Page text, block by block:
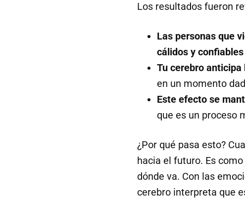
Los resultados fueron
Las personas que
cálidos y confiables
Tu cerebro
en un momento
Este efecto se
que es un proceso
¿Por qué pasa esto?
hacia el futuro. Es
dónde va. Con las
cerebro interpreta que